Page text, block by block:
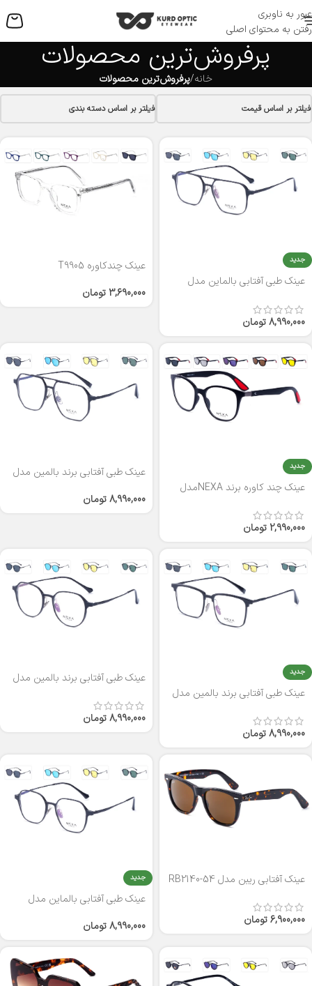
عبور به ناوبری
رفتن به محتوای اصلی
منو
پرفروش‌ترین محصولات
خانه/پرفروش‌ترین محصولات
فیلتر بر اساس قیمت فیلتر بر اساس دسته بندی
جدید
عینک طبی آفتابی بالماین مدل
8,990,000تومان
عینک چندکاوره T9905
3,690,000تومان
جدید
عینک چند کاوره برند NEXAمدل
2,990,000 تومان
عینک طبی آفتابی برند بالمین مدل
8,990,000تومان
جدید
عینک طبی آفتابی برند بالمین مدل
8,990,000تومان
عینک طبی آفتابی برند بالمین مدل
8,990,000تومان
عینک آفتابی ریبن مدل RB2140-54
6,900,000تومان
جدید
عینک طبی آفتابی بالماین مدل
8,990,000تومان